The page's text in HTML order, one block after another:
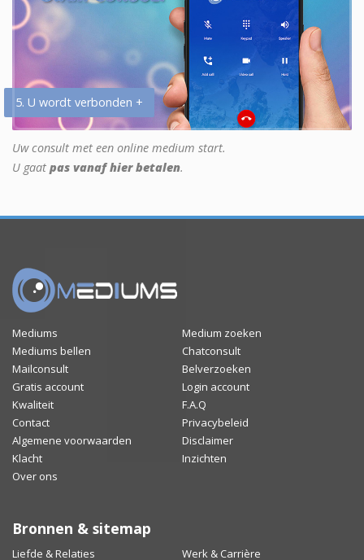
5. U wordt verbonden +
Uw consult met een online medium start.
U gaat pas vanaf hier betalen.
Mediums
Medium zoeken
Mediums bellen
Chatconsult
Mailconsult
Belverzoeken
Gratis account
Login account
Kwaliteit
F.A.Q
Contact
Privacybeleid
Algemene voorwaarden
Disclaimer
Klacht
Inzichten
Over ons
Bronnen & sitemap
Liefde & Relaties Werk & Carrière